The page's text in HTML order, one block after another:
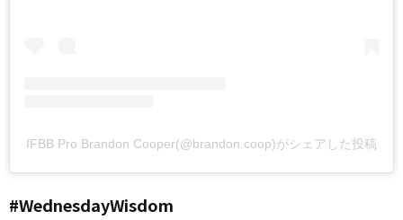
IFBB Pro Brandon Cooper(@brandon.coop)がシェアした投稿
#WednesdayWisdom